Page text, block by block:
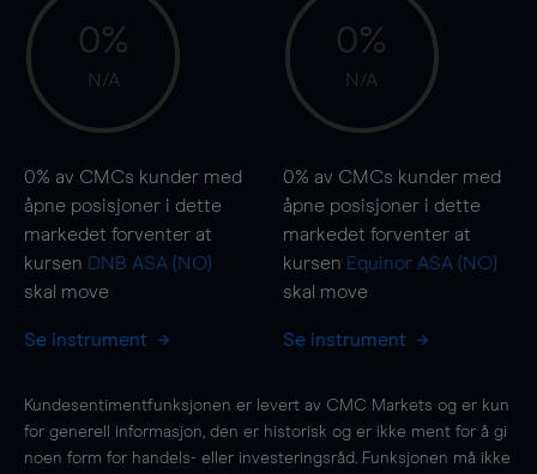
0%
N/A
0% av CMCs kunder med
åpne posisjoner i dette
markedet forventer at
kursen DNB ASA (NO)
skal move
Se instrument
0%
N/A
0% av CMCs kunder med
åpne posisjoner i dette
markedet forventer at
kursen Equinor ASA (NO)
skal move
Se instrument
Kundesentimentfunksjonen er levert av CMC Markets og er kun
for generell informasjon, den er historisk og er ikke ment for å gi
noen form for handels- eller investeringsråd. Funksjonen må ikke